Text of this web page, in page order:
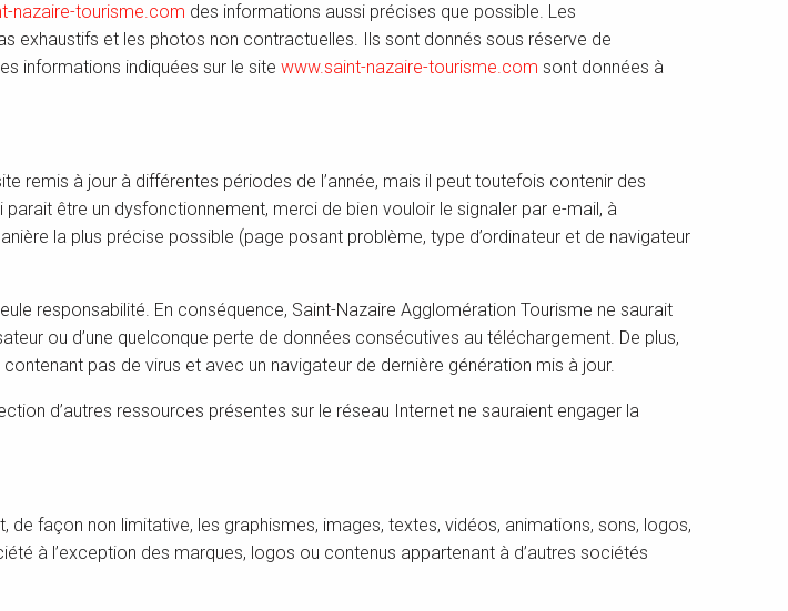
nazaire-tourisme.com des informations aussi précises que possible. Les
exhaustifs et les photos non contractuelles. Ils sont donnés sous réserve de
informations indiquées sur le site www.saint-nazaire-tourisme.com sont données à
remis à jour à différentes périodes de l’année, mais il peut toutefois contenir des
être un dysfonctionnement, merci de bien vouloir le signaler par e-mail, à
la plus précise possible (page posant problème, type d’ordinateur et de navigateur
responsabilité. En conséquence, Saint-Nazaire Agglomération Tourisme ne saurait
ou d’une quelconque perte de données consécutives au téléchargement. De plus,
pas de virus et avec un navigateur de dernière génération mis à jour.
d’autres ressources présentes sur le réseau Internet ne sauraient engager la
de façon non limitative, les graphismes, images, textes, vidéos, animations, sons, logos,
à l’exception des marques, logos ou contenus appartenant à d’autres sociétés